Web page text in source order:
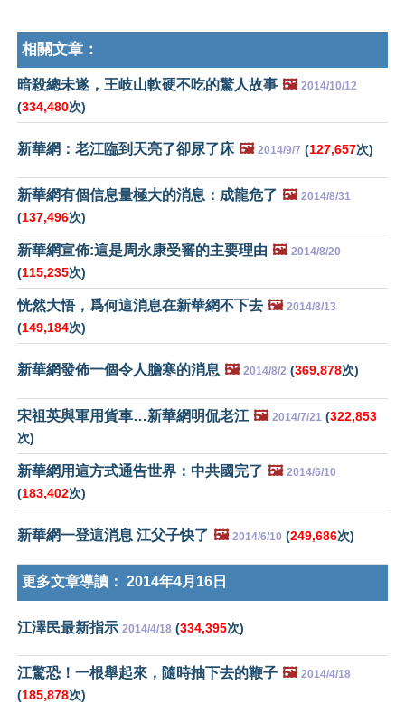
相關文章：
暗殺總未遂，王岐山軟硬不吃的驚人故事 🖼️ 2014/10/12
(334,480次)
新華網：老江臨到天亮了卻尿了床 🖼️ 2014/9/7 (127,657次)
新華網有個信息量極大的消息：成龍危了 🖼️ 2014/8/31
(137,496次)
新華網宣佈:這是周永康受審的主要理由 🖼️ 2014/8/20
(115,235次)
恍然大悟，爲何這消息在新華網不下去 🖼️ 2014/8/13
(149,184次)
新華網發佈一個令人膽寒的消息 🖼️ 2014/8/2 (369,878次)
宋祖英與軍用貨車…新華網明侃老江 🖼️ 2014/7/21 (322,853
次)
新華網用這方式通告世界：中共國完了 🖼️ 2014/6/10
(183,402次)
新華網一登這消息 江父子快了 🖼️ 2014/6/10 (249,686次)
更多文章導讀： 2014年4月16日
江澤民最新指示 2014/4/18 (334,395次)
江驚恐！一根舉起來，隨時抽下去的鞭子 🖼️ 2014/4/18
(185,878次)